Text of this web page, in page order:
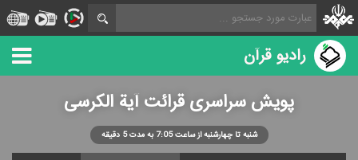
رادیو قرآن
پویش سراسری قرائت آیة الكرسی
شنبه تا چهارشنبه از ساعت 7:05 به مدت 5 دقیقه